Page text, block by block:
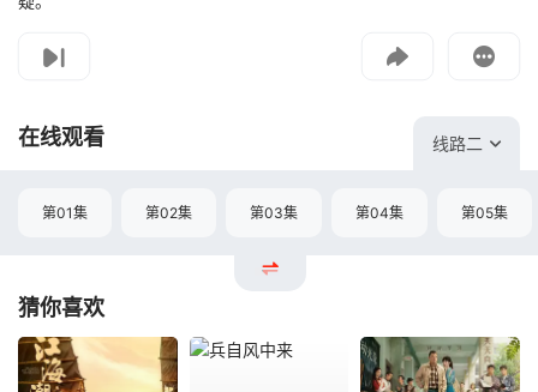
如遇无法播放请提交给我们
在线观看 线路二
第01集 第02集 第03集 第04集 第05集
猜你喜欢